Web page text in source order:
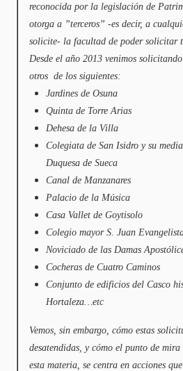
reconocida por la legislación de
otorga a ”terceros” -es decir, a
solicite- la facultad de poder solicitar
Desde el año 2013 venimos
otros de los siguientes:
Jardines de Osuna
Quinta de Torre Arias
Dehesa de la Villa
Colegiata de San Isidro y su
Duquesa de Sueca
Canal de Manzanares
Palacio de la Música
Casa Vallet de Goytisolo
Colegio mayor S. Juan
Noviciado de las Damas
Cocheras de Cuatro Caminos
Conjunto de edificios del Casco
Hortaleza…etc
Vemos, sin embargo, cómo estas
desatendidas, y cómo el punto de
esta materia, se centra en acciones